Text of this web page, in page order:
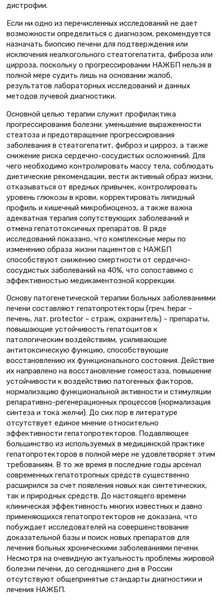
дистрофии.
Если ни одно из перечисленных исследований не дает
возможности определиться с диагнозом, рекомендуется
назначать биопсию печени для подтверждения или
исключения неалкогольного стеатогепатита, фиброза или
цирроза, поскольку о прогрессировании НАЖБП нельзя в
полной мере судить лишь на основании жалоб,
результатов лабораторных исследований и данных
методов лучевой диагностики.
Основной целью терапии служит профилактика
прогрессирования болезни: уменьшение выраженности
стеатоза и предотвращение прогрессирования
заболевания в стеатогепатит, фиброз и цирроз, а также
снижение риска сердечно-сосудистых осложнений. Для
чего необходимо контролировать массу тела, соблюдать
диетические рекомендации, вести активный образ жизни,
отказываться от вредных привычек, контролировать
уровень глюкозы в крови, корректировать липидный
профиль и кишечный микробиоценоз, а также важна
адекватная терапия сопутствующих заболеваний и
отмена гепатотоксичных препаратов. В ряде
исследований показано, что комплексные меры по
изменению образа жизни пациентов с НАЖБП
способствуют снижению смертности от сердечно-
сосудистых заболеваний на 40%, что сопоставимо с
эффективностью медикаментозной коррекции.
Основу патогенетической терапии больных заболеваниями
печени составляют гепатопротекторы (греч. hepar –
печень, лат. protector – страж, охранитель) – препараты,
повышающие устойчивость гепатоцитов к
патологическим воздействиям, усиливающие
антитоксическую функцию, способствующие
восстановлению их функционального состояния. Действие
их направлено на восстановление гомеостаза, повышение
устойчивости к воздействию патогенных факторов,
нормализацию функциональной активности и стимуляции
репаративно-регенерационных процессов (нормализация
синтеза и тока желчи). До сих пор в литературе
отсутствует единое мнение относительно
эффективности гепатопротекторов. Подавляющее
большинство из используемых в медицинской практике
гепатопротекторов в полной мере не удовлетворяет этим
требованиям. В то же время в последние годы арсенал
современных гепатотропных средств существенно
расширился за счет появления новых как синтетических,
так и природных средств. До настоящего времени
клиническая эффективность многих известных и давно
применяющихся гепатопротекторов не доказана, что
побуждает исследователей на совершенствование
доказательной базы и поиск новых препаратов для
лечения больных хроническими заболеваниями печени.
Несмотря на очевидную актуальность проблемы жировой
болезни печени, до сегодняшнего дня в России
отсутствуют общепринятые стандарты диагностики и
лечения НАЖБП.